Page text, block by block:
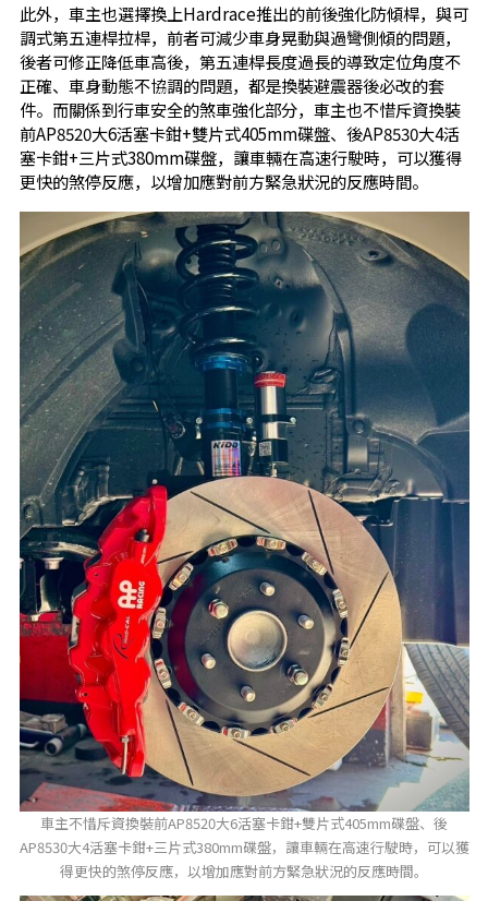
此外，車主也選擇換上Hardrace推出的前後強化防傾桿，與可
調式第五連桿拉桿，前者可減少車身晃動與過彎側傾的問題，
後者可修正降低車高後，第五連桿長度過長的導致定位角度不
正確、車身動態不協調的問題，都是換裝避震器後必改的套
件。而關係到行車安全的煞車強化部分，車主也不惜斥資換裝
前AP8520大6活塞卡鉗+雙片式405mm碟盤、後AP8530大4活
塞卡鉗+三片式380mm碟盤，讓車輛在高速行駛時，可以獲得
更快的煞停反應，以增加應對前方緊急狀況的反應時間。
車主不惜斥資換裝前AP8520大6活塞卡鉗+雙片式405mm碟盤、後
AP8530大4活塞卡鉗+三片式380mm碟盤，讓車輛在高速行駛時，可以獲
得更快的煞停反應，以增加應對前方緊急狀況的反應時間。